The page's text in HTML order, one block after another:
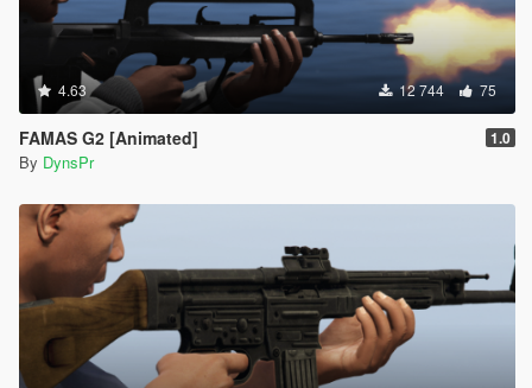
4.63 12 744 75
FAMAS G2 [Animated] 1.0
By DynsPr